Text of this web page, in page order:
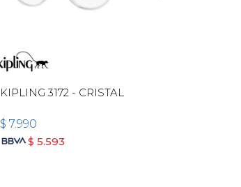
KIPLING 3172 - CRISTAL
$ 7.990
$ 5.593